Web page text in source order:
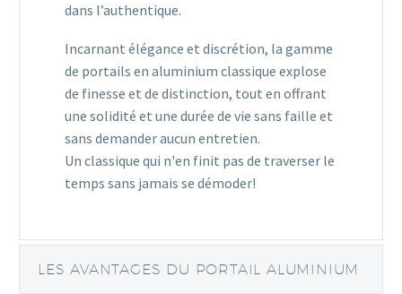
dans l’authentique.
Incarnant élégance et discrétion, la gamme
de portails en aluminium classique explose
de finesse et de distinction, tout en offrant
une solidité et une durée de vie sans faille et
sans demander aucun entretien.
Un classique qui n'en finit pas de traverser le
temps sans jamais se démoder!
LES AVANTAGES DU PORTAIL ALUMINIUM